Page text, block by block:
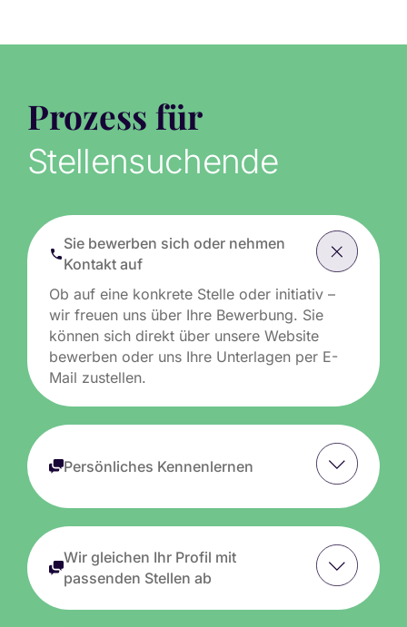
Prozess für
Stellensuchende
Sie bewerben sich oder nehmen
Kontakt auf
Ob auf eine konkrete Stelle oder initiativ –
wir freuen uns über Ihre Bewerbung. Sie
können sich direkt über unsere Website
bewerben oder uns Ihre Unterlagen per E-
Mail zustellen.
Persönliches Kennenlernen
Wir gleichen Ihr Profil mit
passenden Stellen ab